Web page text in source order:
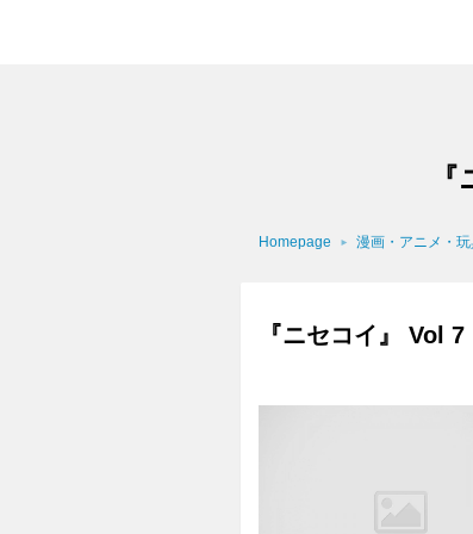
Homepage 漫画・アニメ・玩
『ニセコイ』 Vol 7